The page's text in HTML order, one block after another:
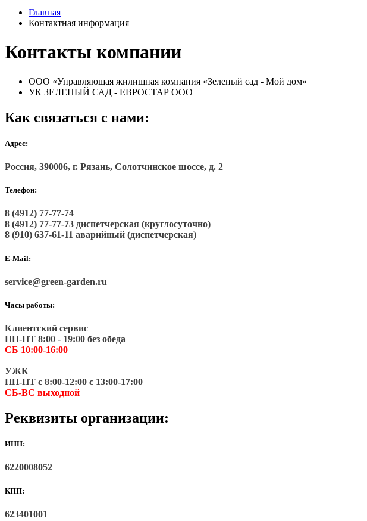
Главная
Контактная информация
Контакты компании
ООО «Управляющая жилищная компания «Зеленый сад - Мой дом»
УК ЗЕЛЕНЫЙ САД - ЕВРОСТАР ООО
Как связаться с нами:
Адрес:
Россия, 390006, г. Рязань, Солотчинское шоссе, д. 2
Телефон:
8 (4912) 77-77-74
8 (4912) 77-77-73 диспетчерская (круглосуточно)
8 (910) 637-61-11 аварийный (диспетчерская)
E-Mail:
service@green-garden.ru
Часы работы:
Клиентский сервис
ПН-ПТ 8:00 - 19:00 без обеда
СБ 10:00-16:00
УЖК
ПН-ПТ с 8:00-12:00 с 13:00-17:00
СБ-ВС выходной
Реквизиты организации:
ИНН:
6220008052
КПП:
623401001